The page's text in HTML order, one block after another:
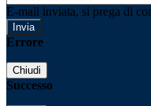
E-mail inviata, si prega di
Errore
Chiudi
Successo